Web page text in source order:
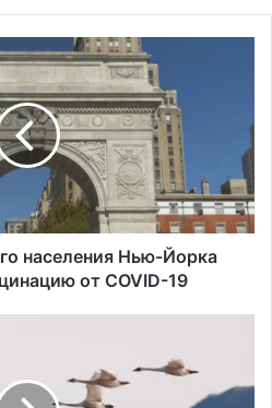
что в Портленде
угона
населения в США
населения Нью-Йорка
от COVID-19